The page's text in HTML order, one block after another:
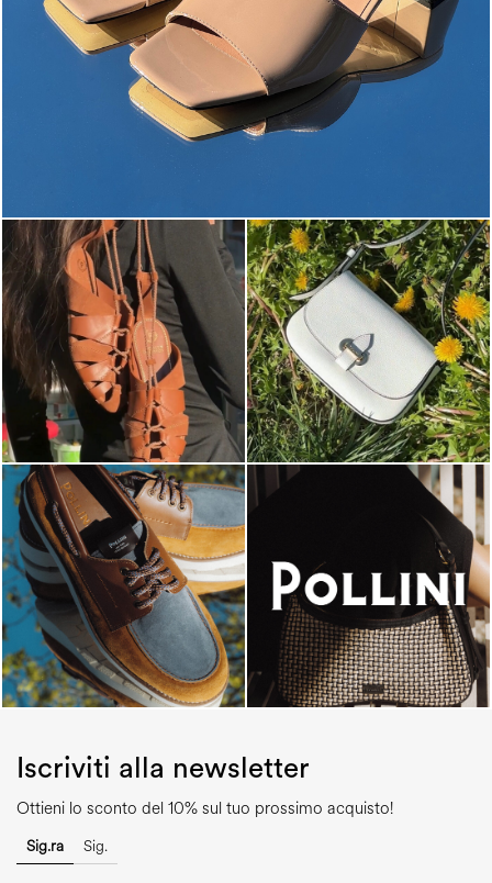
Iscriviti alla newsletter
Ottieni lo sconto del 10% sul tuo prossimo acquisto!
Sig.ra Sig.